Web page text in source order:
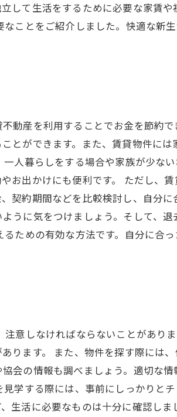
して生活をするために必要な家賃
ことをご紹介しました。快適な新
動産を利用することでお金を節約
とができます。また、賃貸物件に
人暮らしをする場合や家族が少な
お出かけにも便利です。 ただし、
契約期間などを比較検討し、自分
うに気をつけましょう。そして、
ための有効な方法です。自分に合
意しなければならないことがあり
ります。 また、物件を探す際には
会の情報も調べましょう。適切な
学する際には、事前にしっかりと
生活に必要なものは十分に確認し